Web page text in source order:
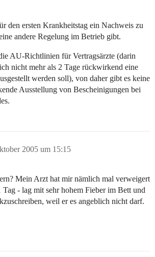
den ersten Krankheitstag ein Nachweis zu
andere Regelung im Betrieb gibt.
AU-Richtlinien für Vertragsärzte (darin
nicht mehr als 2 Tage rückwirkend eine
werden soll), von daher gibt es keine
Ausstellung von Bescheinigungen bei
2005 um 15:15
Mein Arzt hat mir nämlich mal verweigert
- lag mit sehr hohem Fieber im Bett und
weil er es angeblich nicht darf.